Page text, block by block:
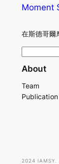
Moment
在斯德哥爾
e
r
About
Team
Publication
2024 IAMSY.